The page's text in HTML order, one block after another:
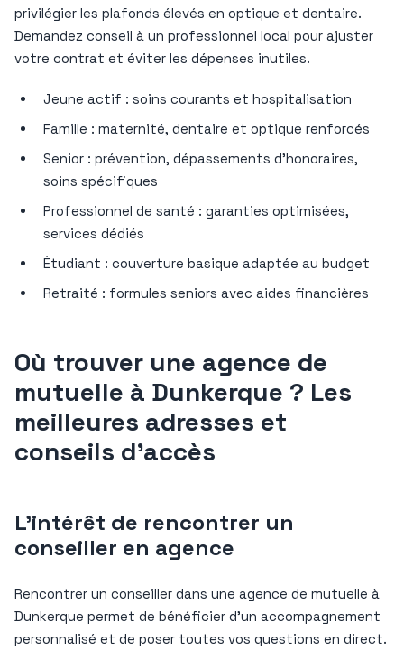
privilégier les plafonds élevés en optique et dentaire.
Demandez conseil à un professionnel local pour ajuster
votre contrat et éviter les dépenses inutiles.
Jeune actif : soins courants et hospitalisation
Famille : maternité, dentaire et optique renforcés
Senior : prévention, dépassements d’honoraires,
soins spécifiques
Professionnel de santé : garanties optimisées,
services dédiés
Étudiant : couverture basique adaptée au budget
Retraité : formules seniors avec aides financières
Où trouver une agence de
mutuelle à Dunkerque ? Les
meilleures adresses et
conseils d’accès
L’intérêt de rencontrer un
conseiller en agence
Rencontrer un conseiller dans une agence de mutuelle à
Dunkerque permet de bénéficier d’un accompagnement
personnalisé et de poser toutes vos questions en direct.